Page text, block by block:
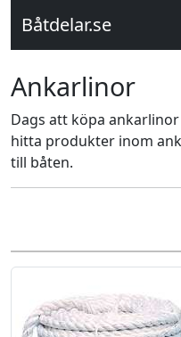
Båtdelar.se
Ankarlinor
Dags att köpa
hitta produkter inom
till båten.